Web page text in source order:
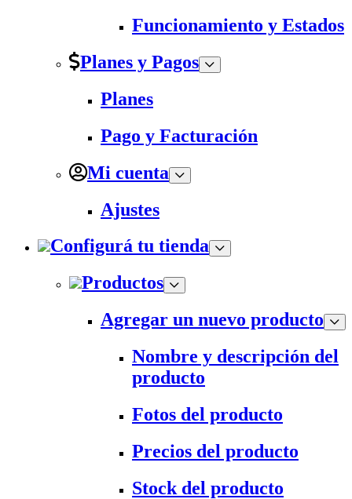
Funcionamiento y Estados
Planes y Pagos
Planes
Pago y Facturación
Mi cuenta
Ajustes
Configurá tu tienda
Productos
Agregar un nuevo producto
Nombre y descripción del
producto
Fotos del producto
Precios del producto
Stock del producto